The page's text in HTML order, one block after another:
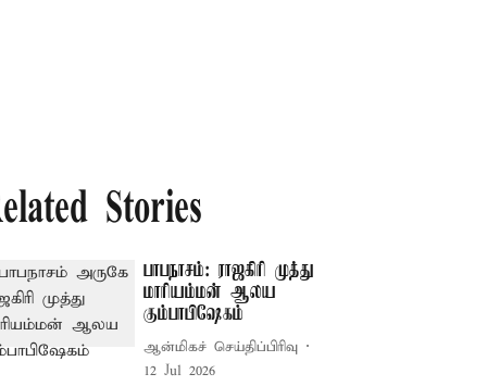
Stories
பாபநாசம்: ராஜகிரி முத்து
மாரியம்மன் ஆலய
கும்பாபிஷேகம்
ஆன்மிகச் செய்திப்பிரிவு
12 Jul 2026